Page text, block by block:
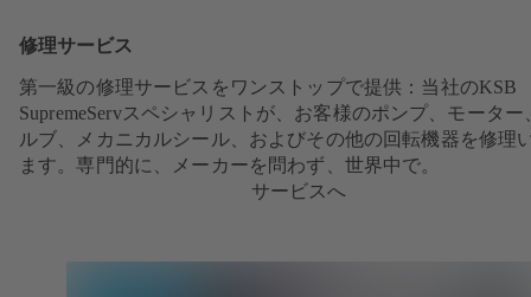
修理サービス
第一級の修理サービスをワンストップで提供：当社のKSB
SupremeServスペシャリストが、お客様のポンプ、モーター
ルブ、メカニカルシール、およびその他の回転機器を修理
ます。専門的に、メーカーを問わず、世界中で。
サービスへ